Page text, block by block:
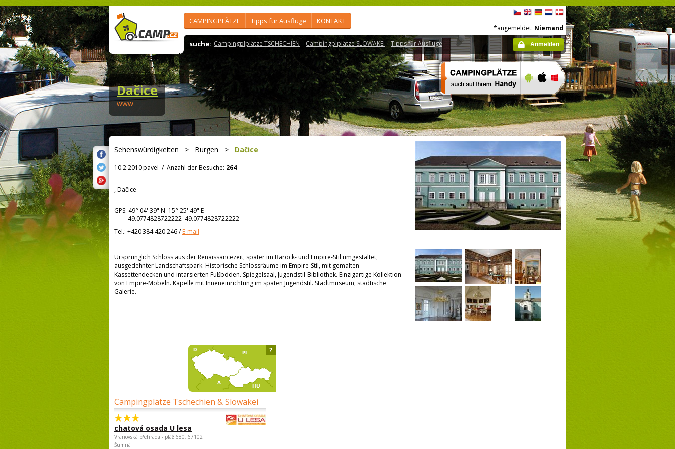
CAMPINGPLÄTZE Tipps für Ausflüge KONTAKT
suche: Campingplplätze TSCHECHIEN Campingplplätze SLOWAKEI Tipps für Ausflüge
*angemeldet: Niemand
Anmelden
Dačice
www
Sehenswürdigkeiten > Burgen > Dačice
10.2.2010 pavel / Anzahl der Besuche: 264
, Dačice
GPS: 49° 04' 39" N 15° 25' 49" E
49.0774828722222 49.0774828722222
Tel.: +420 384 420 246/E-mail
Ursprünglich Schloss aus der Renaissancezeit, später im Barock- und Empire-Stil umgestaltet,
ausgedehnter Landschaftspark. Historische Schlossräume im Empire-Stil, mit gemalten
Kassettendecken und intarsierten Fußböden. Spiegelsaal, Jugendstil-Bibliothek. Einzigartige Kollektion
von Empire-Möbeln. Kapelle mit Inneneinrichtung im späten Jugendstil. Stadtmuseum, städtische
Galerie.
Campingplätze Tschechien & Slowakei
chatová osada U lesa
Vranovská přehrada - pláž 680, 67102
Šumná
?